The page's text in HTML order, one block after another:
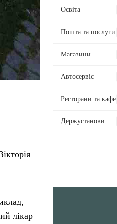
лікар
Освіта
Пошта та послуги
Магазини
Автосервіс
Ресторани та кафе
Держустанови